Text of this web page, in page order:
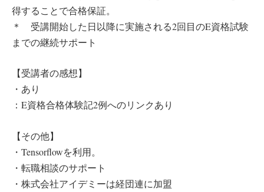
得することで合格保証。
＊ 受講開始した日以降に実施される2回目のE資格試験
までの継続サポート
【受講者の感想】
・あり
：E資格合格体験記2例へのリンクあり
【その他】
・Tensorflowを利用。
・転職相談のサポート
・株式会社アイデミーは経団連に加盟